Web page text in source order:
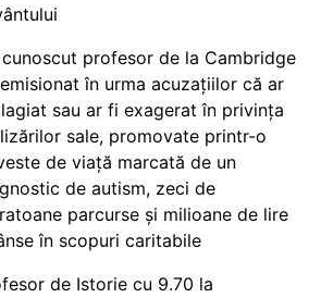
cunoscut profesor de la Cambridge
în urma acuzațiilor că ar
sau ar fi exagerat în privința
sale, promovate printr-o
de viață marcată de un
de autism, zeci de
parcurse și milioane de lire
în scopuri caritabile
de Istorie cu 9.70 la